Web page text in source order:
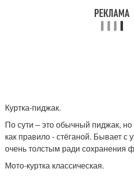
Куртка-пиджак.
По сути – это обычный пиджак, но
как правило - стёганой. Бывает с
очень толстым ради сохранения
Мото-куртка классическая.